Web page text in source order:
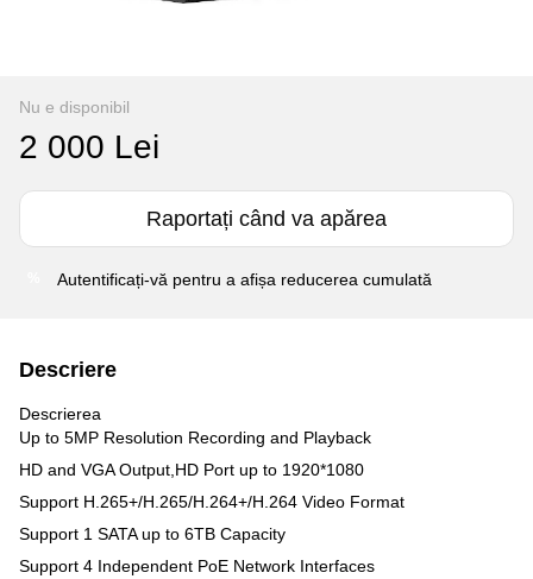
Nu e disponibil
2 000 Lei
Raportați când va apărea
Autentificați-vă pentru a afișa reducerea cumulată
Descriere
Descrierea
Up to 5MP Resolution Recording and Playback
HD and VGA Output,HD Port up to 1920*1080
Support H.265+/H.265/H.264+/H.264 Video Format
Support 1 SATA up to 6TB Capacity
Support 4 Independent PoE Network Interfaces